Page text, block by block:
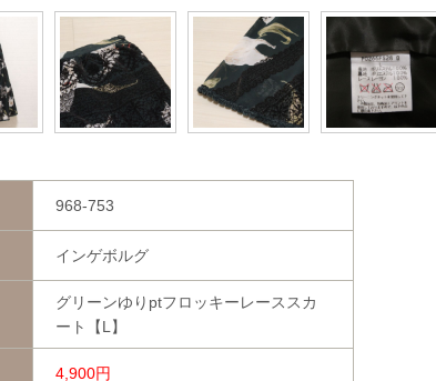
968-753
インゲボルグ
グリーンゆりptフロッキーレーススカ
ート【L】
4,900円